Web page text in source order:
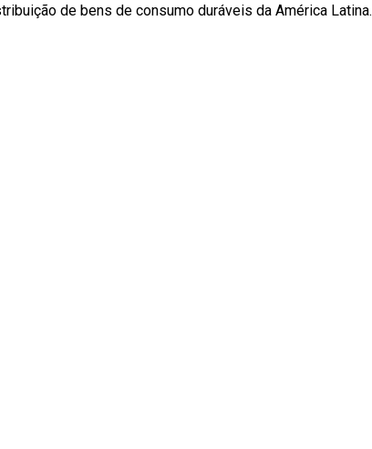
de bens de consumo duráveis da América Latina.